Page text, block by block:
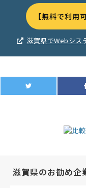
【無料で利用
滋賀県でWebシス
滋賀県のお勧め企